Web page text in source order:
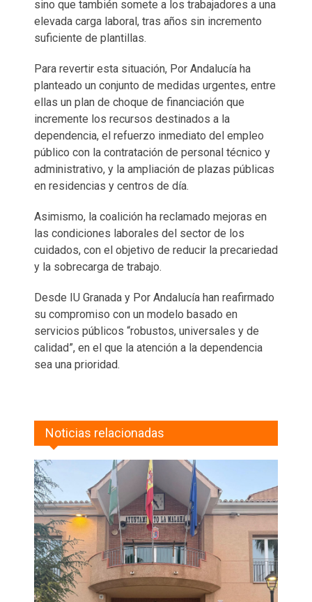
sino que también somete a los trabajadores a una
elevada carga laboral, tras años sin incremento
suficiente de plantillas.
Para revertir esta situación, Por Andalucía ha
planteado un conjunto de medidas urgentes, entre
ellas un plan de choque de financiación que
incremente los recursos destinados a la
dependencia, el refuerzo inmediato del empleo
público con la contratación de personal técnico y
administrativo, y la ampliación de plazas públicas
en residencias y centros de día.
Asimismo, la coalición ha reclamado mejoras en
las condiciones laborales del sector de los
cuidados, con el objetivo de reducir la precariedad
y la sobrecarga de trabajo.
Desde IU Granada y Por Andalucía han reafirmado
su compromiso con un modelo basado en
servicios públicos “robustos, universales y de
calidad”, en el que la atención a la dependencia
sea una prioridad.
Noticias relacionadas